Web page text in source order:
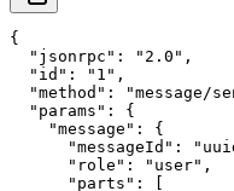
{
  "jsonrpc": "2.0",
  "id": "1",
"method": "message/
  "params": {
    "message": {
"messageId":
      "role": "user",
      "parts": [